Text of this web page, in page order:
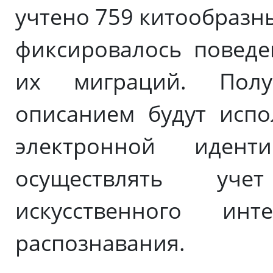
учтено 759
фиксировалось
их миграций.
описанием будут
электронной
осуществлять
искусственного
распознавания.